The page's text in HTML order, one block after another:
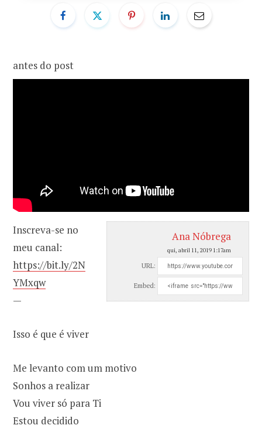
antes do post
Ana Nóbrega
qui, abril 11, 2019 1:17am
URL:
Embed:
Inscreva-se no
meu canal:
https://bit.ly/2N
YMxqw
—
Isso é que é viver
Me levanto com um motivo
Sonhos a realizar
Vou viver só para Ti
Estou decidido